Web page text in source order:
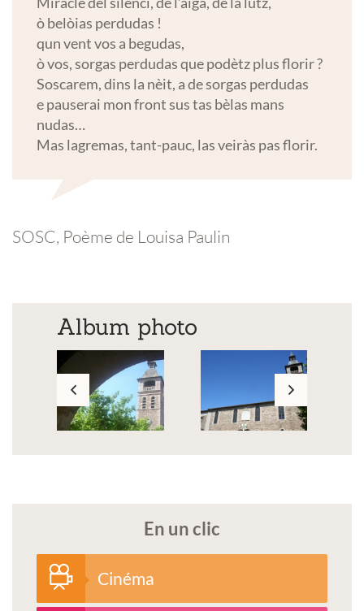
ò belòias perdudas !
qun vent vos a begudas,
ò vos, sorgas perdudas que podètz plus florir ?
Soscarem, dins la nèit, a de sorgas perdudas
e pauserai mon front sus tas bèlas mans
nudas…
Mas lagremas, tant-pauc, las veiràs pas florir.
SOSC, Poème de Louisa Paulin
Album photo
En un clic
Cinéma